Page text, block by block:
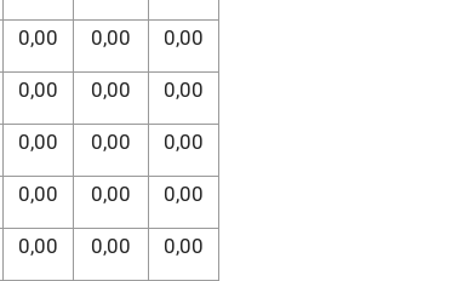
0,00 0,00 0,00
0,00 0,00 0,00
0,00 0,00 0,00
0,00 0,00 0,00
0,00 0,00 0,00